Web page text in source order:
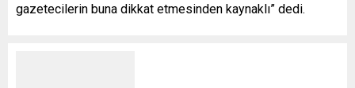
gazetecilerin buna dikkat etmesinden kaynaklı” dedi.